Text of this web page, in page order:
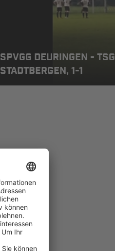
SPVGG DEURINGEN - TSG
STADTBERGEN, 1-1